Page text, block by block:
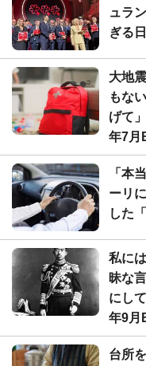
ュラ
ぎる
大地
もな
げて
年7月
「本
ーリ
した
私に
昧な
にし
年9月
台所